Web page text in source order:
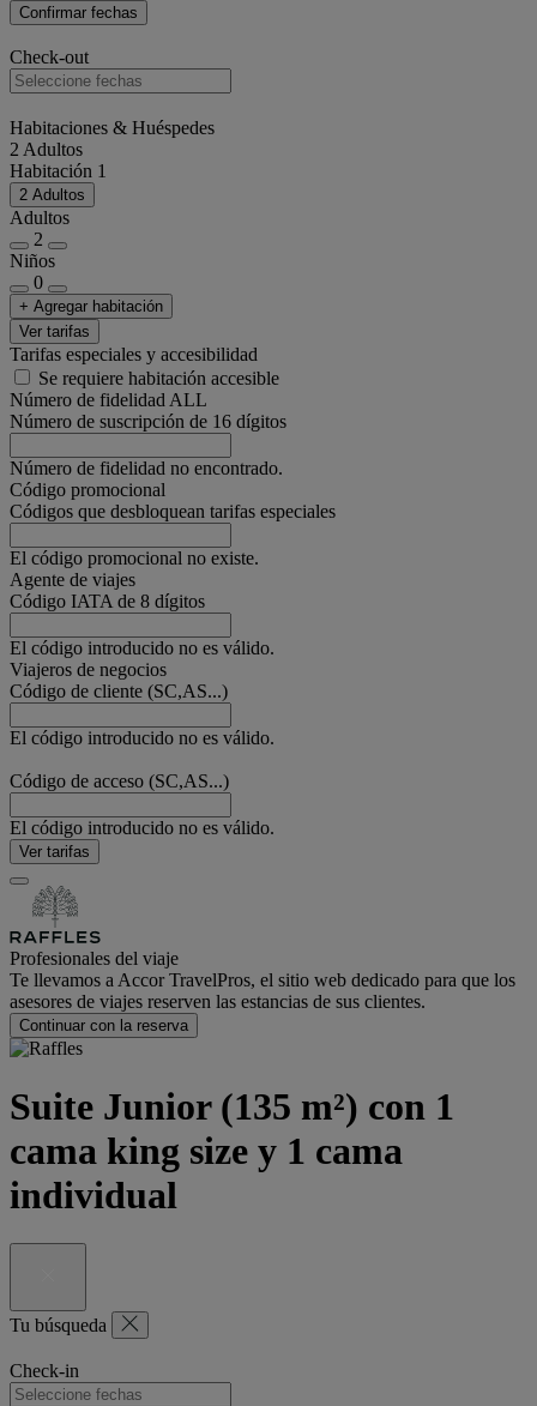
Confirmar fechas
Check-out
Habitaciones & Huéspedes
2 Adultos
Habitación 1
2 Adultos
Adultos
2
Niños
0
+ Agregar habitación
Ver tarifas
Tarifas especiales y accesibilidad
Se requiere habitación accesible
Número de fidelidad ALL
Número de suscripción de 16 dígitos
Número de fidelidad no encontrado.
Código promocional
Códigos que desbloquean tarifas especiales
El código promocional no existe.
Agente de viajes
Código IATA de 8 dígitos
El código introducido no es válido.
Viajeros de negocios
Código de cliente (SC,AS...)
El código introducido no es válido.
Código de acceso (SC,AS...)
El código introducido no es válido.
Ver tarifas
Profesionales del viaje
Te llevamos a Accor TravelPros, el sitio web dedicado para que los
asesores de viajes reserven las estancias de sus clientes.
Continuar con la reserva
Suite Junior (135 m²) con 1
cama king size y 1 cama
individual
Tu búsqueda
Check-in